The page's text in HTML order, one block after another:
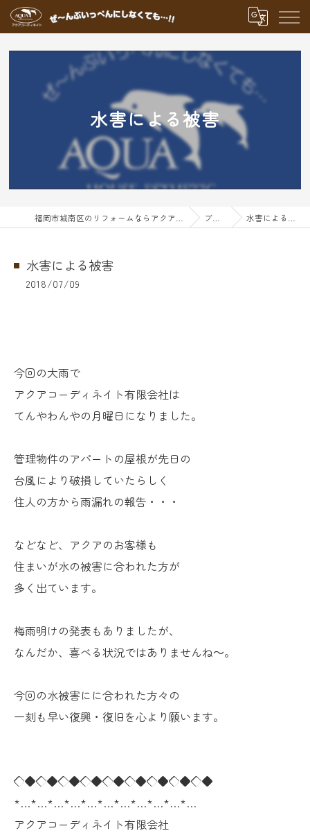
水害による被害
ブログ 水害による被害
水害による被害
2018/07/09
今回の大雨で
アクアコーディネイト有限会社は
てんやわんやの月曜日になりました。
管理物件のアパートの屋根が先日の
台風により破損していたらしく
住人の方から雨漏れの報告・・・
などなど、アクアのお客様も
住まいが水の被害に合われた方が
多く出ています。
梅雨明けの発表もありましたが、
なんだか、喜べる状況ではありませんね～。
今回の水被害にに合われた方々の
一刻も早い復興・復旧を心より願います。
◇◆◇◆◇◆◇◆◇◆◇◆◇◆◇◆◇◆
*…*…*…*…*…*…*…*…*…*…*…
アクアコーディネイト有限会社